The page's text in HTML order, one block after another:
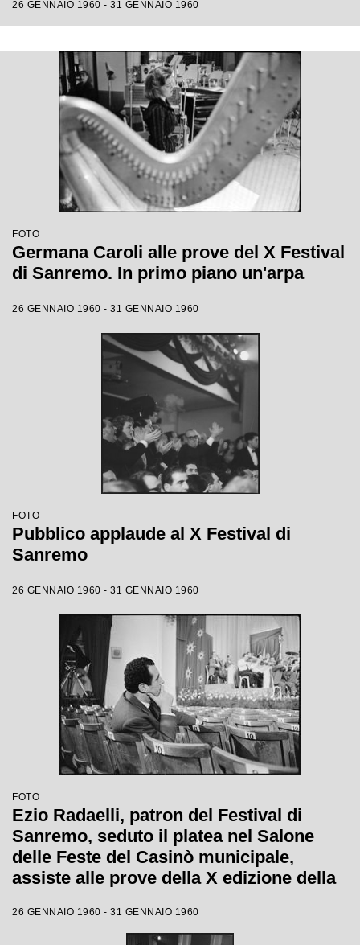
26 GENNAIO 1960 - 31 GENNAIO 1960
FOTO
Germana Caroli alle prove del X Festival
di Sanremo. In primo piano un'arpa
26 GENNAIO 1960 - 31 GENNAIO 1960
FOTO
Pubblico applaude al X Festival di
Sanremo
26 GENNAIO 1960 - 31 GENNAIO 1960
FOTO
Ezio Radaelli, patron del Festival di
Sanremo, seduto il platea nel Salone
delle Feste del Casinò municipale,
assiste alle prove della X edizione della
26 GENNAIO 1960 - 31 GENNAIO 1960